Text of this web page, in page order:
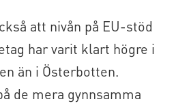
att nivån på EU-stöd
har varit klart högre i
än i Österbotten.
de mera gynnsamma